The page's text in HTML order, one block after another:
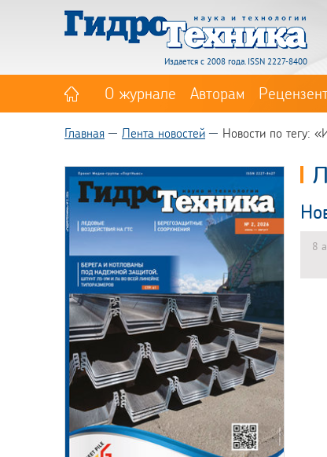
Издается с 2008 года. ISSN 2227-8400
О журнале Авторам
Главная Лента новостей Новости по тегу:
8